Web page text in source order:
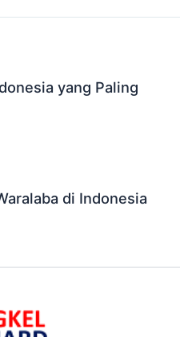
yang Paling
di Indonesia